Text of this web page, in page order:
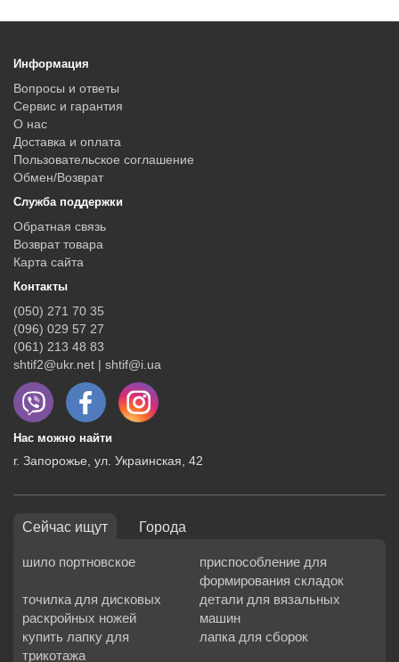
Информация
Вопросы и ответы
Сервис и гарантия
О нас
Доставка и оплата
Пользовательское соглашение
Обмен/Возврат
Служба поддержки
Обратная связь
Возврат товара
Карта сайта
Контакты
(050) 271 70 35
(096) 029 57 27
(061) 213 48 83
shtif2@ukr.net | shtif@i.ua
Нас можно найти
г. Запорожье, ул. Украинская, 42
Сейчас ищут Города
шило портновское
приспособление для
формирования складок
точилка для дисковых
раскройных ножей
детали для вязальных
машин
купить лапку для
трикотажа
лапка для сборок